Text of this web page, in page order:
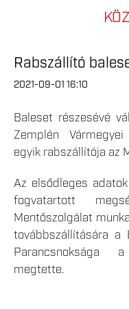
Rabszállító
2021-09-01 16:10
Baleset részesévé
Zemplén
egyik rabszállítója az
Az elsődleges
fogvatartott
Mentőszolgálat
továbbszállítására a
Parancsnoksága
megtette.